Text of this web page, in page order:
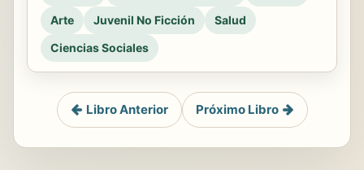
Arte
Juvenil No Ficción
Salud
Ciencias Sociales
Libro Anterior Próximo Libro